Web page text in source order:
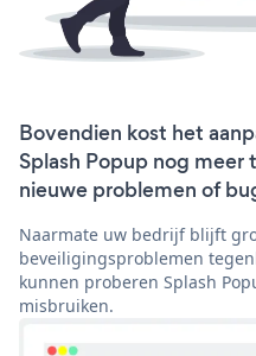
Bovendien kost het
Splash Popup nog
nieuwe problemen of
Naarmate uw bedrijf blijft
beveiligingsproblemen
kunnen proberen Splash
misbruiken.